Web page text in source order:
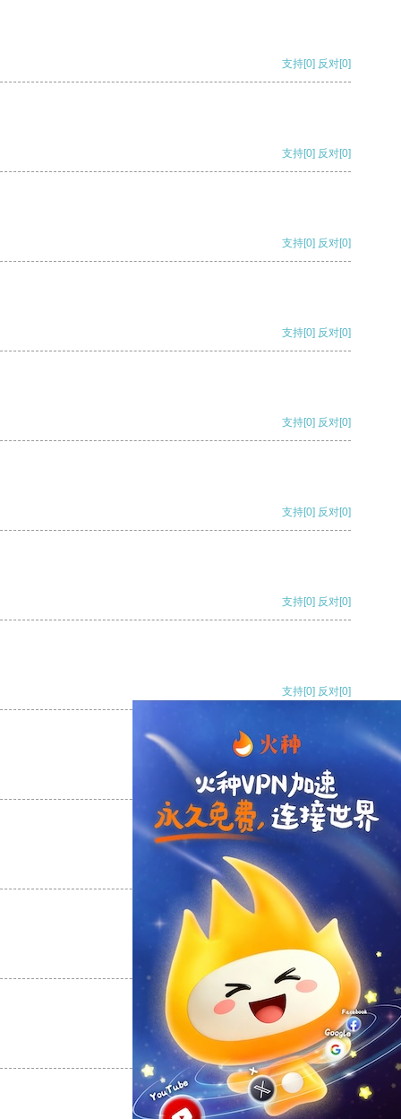
支持[0] 反对[0]
支持[0] 反对[0]
支持[0] 反对[0]
支持[0] 反对[0]
支持[0] 反对[0]
支持[0] 反对[0]
支持[0] 反对[0]
支持[0] 反对[0]
支持[0] 反对
支持
反对 [0]
支持[0] 反对[0]